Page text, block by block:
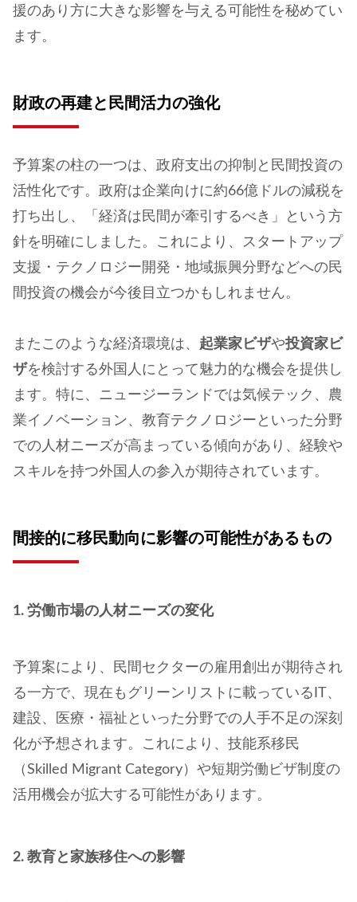
援のあり方に大きな影響を与える可能性を秘めてい
ます。
財政の再建と民間活力の強化
予算案の柱の一つは、政府支出の抑制と民間投資の
活性化です。政府は企業向けに約66億ドルの減税を
打ち出し、「経済は民間が牽引するべき」という方
針を明確にしました。これにより、スタートアップ
支援・テクノロジー開発・地域振興分野などへの民
間投資の機会が今後目立つかもしれません。
またこのような経済環境は、 起業家ビザや投資家ビ
ザを検討する外国人にとって魅力的な機会を提供し
ます。特に、ニュージーランドでは気候テック、農
業イノベーション、教育テクノロジーといった分野
での人材ニーズが高まっている傾向があり、経験や
スキルを持つ外国人の参入が期待されています。
間接的に移民動向に影響の可能性があるもの
1. 労働市場の人材ニーズの変化
予算案により、民間セクターの雇用創出が期待され
る一方で、現在もグリーンリストに載っているIT、
建設、医療・福祉といった分野での人手不足の深刻
化が予想されます。これにより、技能系移民
（Skilled Migrant Category）や短期労働ビザ制度の
活用機会が拡大する可能性があります。
2. 教育と家族移住への影響